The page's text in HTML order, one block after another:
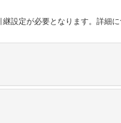
設定が必要となります。詳細